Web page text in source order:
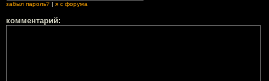
забыл пароль? я с форума
комментарий: